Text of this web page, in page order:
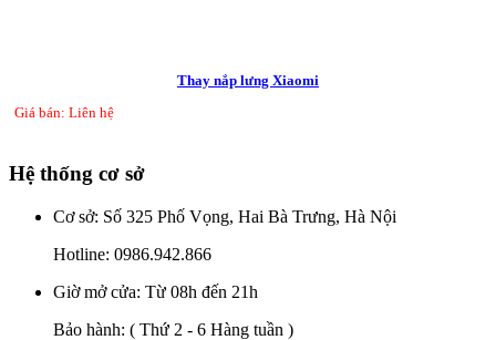
Thay nắp lưng Xiaomi
Giá bán: Liên hệ
Hệ thống cơ sở
Cơ sở: Số 325 Phố Vọng, Hai Bà Trưng, Hà Nội
Hotline: 0986.942.866
Giờ mở cửa: Từ 08h đến 21h
Bảo hành: ( Thứ 2 - 6 Hàng tuần )